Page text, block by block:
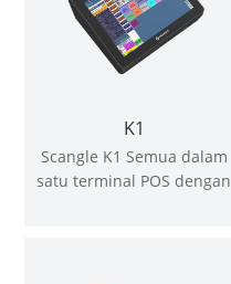
K1
Scangle K1 Semua dalam
satu terminal POS dengan